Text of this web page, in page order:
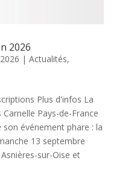
2026
| Actualités,
Plus d'infos La
Pays-de-France
événement phare : la
13 septembre
sur-Oise et